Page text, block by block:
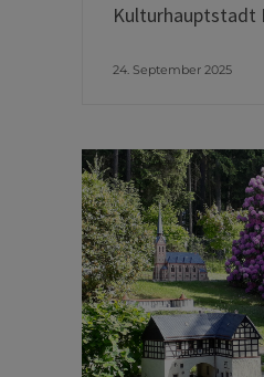
Kulturhauptstadt
24. September 2025